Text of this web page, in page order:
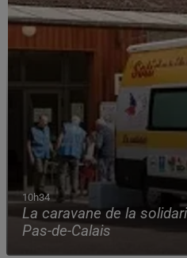
10h34
La caravane de la
Pas-de-Calais